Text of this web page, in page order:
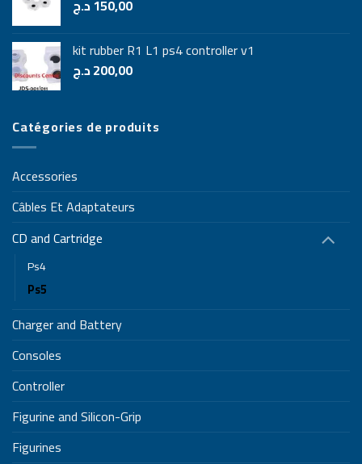
150,00د.ج
kit rubber R1 L1 ps4 controller v1
200,00د.ج
Catégories de produits
Accessories
Câbles Et Adaptateurs
CD and Cartridge
Ps4
Ps5
Charger and Battery
Consoles
Controller
Figurine and Silicon-Grip
Figurines